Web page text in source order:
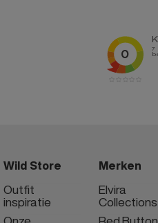
Wild Store
Outfit
inspiratie
Merken
Elvira
Collections